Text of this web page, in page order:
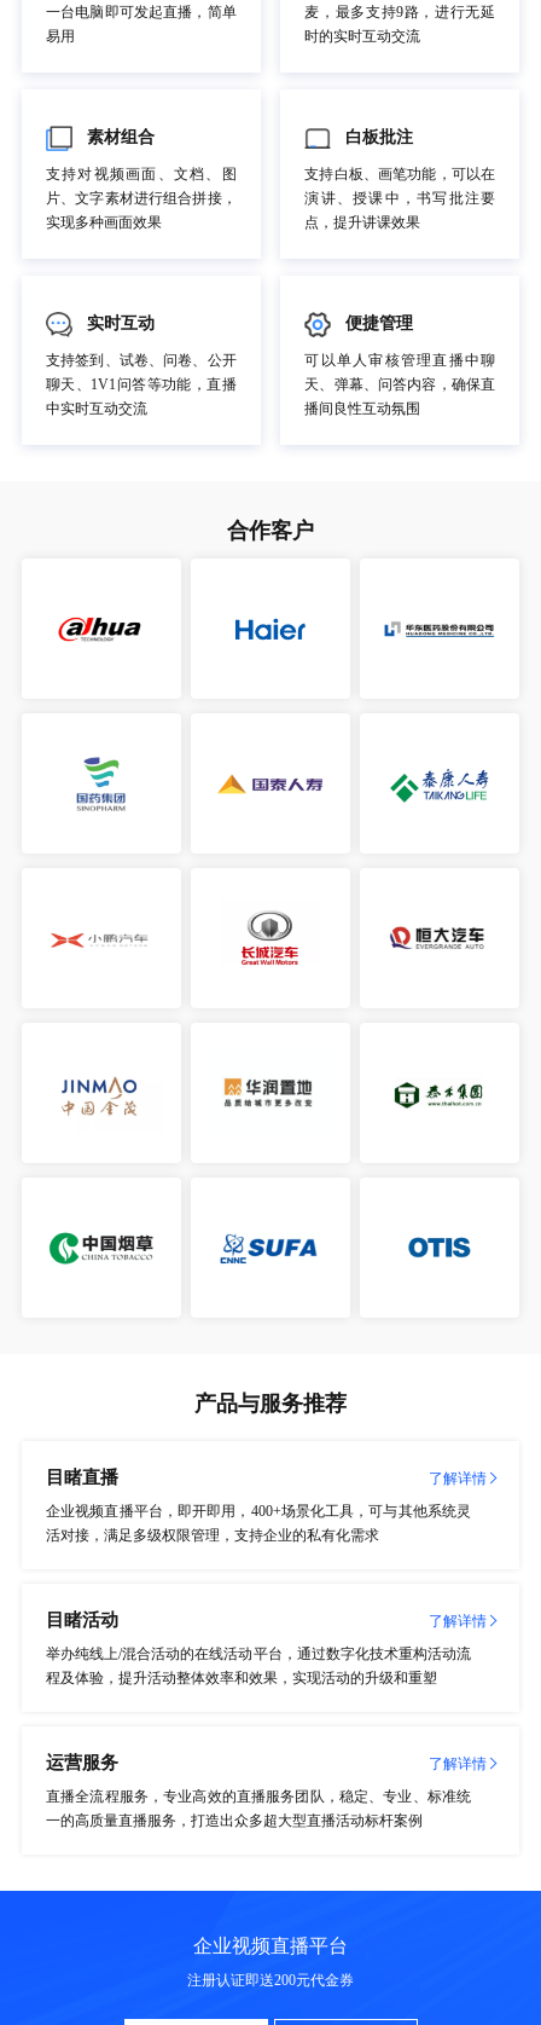
一台电脑即可发起直播，简单
易用
麦，最多支持9路，进行无延
时的实时互动交流
素材组合
支持对视频画面、文档、图
片、文字素材进行组合拼接，
实现多种画面效果
白板批注
支持白板、画笔功能，可以在
演讲、授课中，书写批注要
点，提升讲课效果
实时互动
支持签到、试卷、问卷、公开
聊天、1V1问答等功能，直播
中实时互动交流
便捷管理
可以单人审核管理直播中聊
天、弹幕、问答内容，确保直
播间良性互动氛围
合作客户
产品与服务推荐
目睹直播
了解详情
企业视频直播平台，即开即用，400+场景化工具，可与其他系统灵
活对接，满足多级权限管理，支持企业的私有化需求
目睹活动
了解详情
举办纯线上/混合活动的在线活动平台，通过数字化技术重构活动流
程及体验，提升活动整体效率和效果，实现活动的升级和重塑
运营服务
了解详情
直播全流程服务，专业高效的直播服务团队，稳定、专业、标准统
一的高质量直播服务，打造出众多超大型直播活动标杆案例
企业视频直播平台
注册认证即送200元代金券